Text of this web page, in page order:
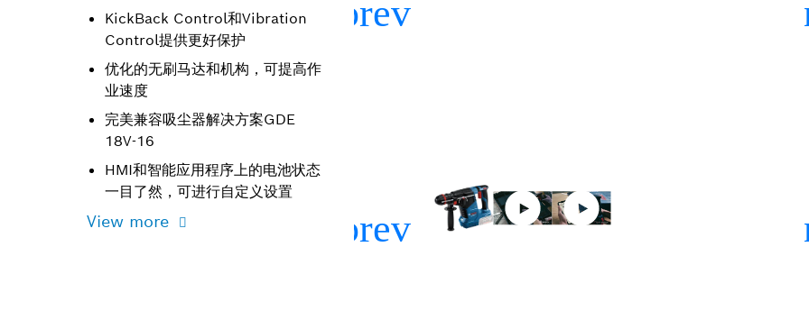
KickBack Control和Vibration
Control提供更好保护
优化的无刷马达和机构，可提高作
业速度
完美兼容吸尘器解决方案GDE
18V-16
HMI和智能应用程序上的电池状态
一目了然，可进行自定义设置
View more